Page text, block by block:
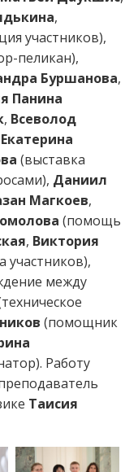
,
участников),
пеликан),
Буршанова,
Панина
, Всеволод
Екатерина
(выставка
Даниил
Магкоев,
(помощь
, Виктория
участников),
между
(помощник
Работу
Таисия